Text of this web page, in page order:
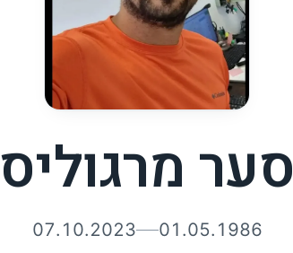
סער מרגוליס
01.05.1986
07.10.2023